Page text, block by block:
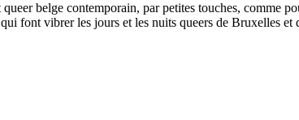
belge contemporain, par petites touches, comme
font vibrer les jours et les nuits queers de Bruxelles